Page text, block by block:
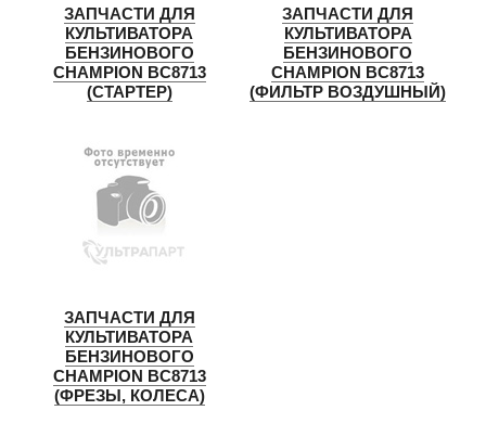
ЗАПЧАСТИ ДЛЯ
КУЛЬТИВАТОРА
БЕНЗИНОВОГО
CHAMPION BC8713
(СТАРТЕР)
ЗАПЧАСТИ ДЛЯ
КУЛЬТИВАТОРА
БЕНЗИНОВОГО
CHAMPION BC8713
(ФИЛЬТР ВОЗДУШНЫЙ)
ЗАПЧАСТИ ДЛЯ
КУЛЬТИВАТОРА
БЕНЗИНОВОГО
CHAMPION BC8713
(ФРЕЗЫ, КОЛЕСА)